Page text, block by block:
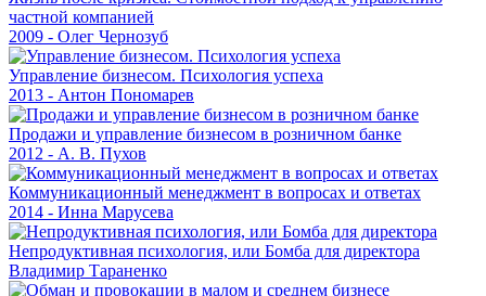
частной компанией
2009 - Олег Чернозуб
Управление бизнесом. Психология успеха
2013 - Антон Пономарев
Продажи и управление бизнесом в розничном банке
2012 - А. В. Пухов
Коммуникационный менеджмент в вопросах и ответах
2014 - Инна Марусева
Непродуктивная психология, или Бомба для директора
Владимир Тараненко